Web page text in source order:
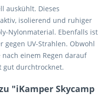
auskühlt. Dieses
isolierend und ruhiger
Nylonmaterial. Ebenfalls ist
UV-Strahlen. Obwohl
einem Regen darauf
gut durchtrocknet.
"iKamper Skycamp